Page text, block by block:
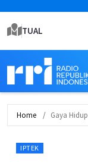
TUAL
Home Gaya Hidup
IPTEK